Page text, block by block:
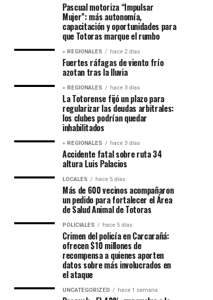
Pascual motoriza “Impulsar
Mujer”: más autonomía,
capacitación y oportunidades para
que Totoras marque el rumbo
» REGIONALES hace 2 días
Fuertes ráfagas de viento frío
azotan tras la lluvia
» REGIONALES hace 3 días
La Totorense fijó un plazo para
regularizar las deudas arbitrales:
los clubes podrían quedar
inhabilitados
» REGIONALES hace 3 días
Accidente fatal sobre ruta 34
altura Luis Palacios
LOCALES hace 5 días
Más de 600 vecinos acompañaron
un pedido para fortalecer el Área
de Salud Animal de Totoras
POLICIALES hace 5 días
Crimen del policía en Carcarañá:
ofrecen $10 millones de
recompensa a quienes aporten
datos sobre más involucrados en
el ataque
UNCATEGORIZED hace 1 semana